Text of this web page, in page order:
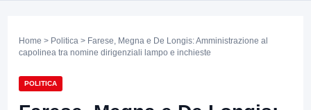
Home > Politica > Farese, Megna e De Longis: Amministrazione al
capolinea tra nomine dirigenziali lampo e inchieste
POLITICA